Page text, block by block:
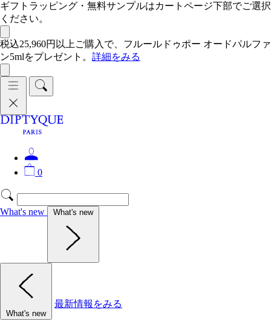
ギフトラッピング・無料サンプルはカートページ下部でご選択
ください。
税込25,960円以上ご購入で、フルールドゥポー オードパルファ
ン5mlをプレゼント。 詳細をみる
0
What's new What's new
What's new
最新情報をみる